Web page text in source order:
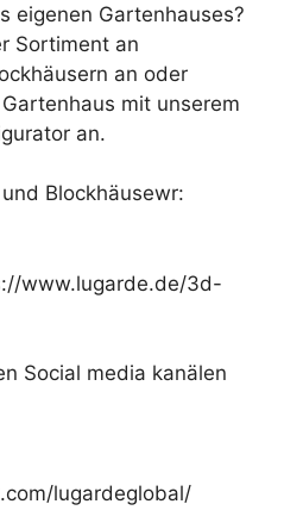
eigenen Gartenhauses?
Sortiment an
an oder
mit unserem
an.
Blockhäusewr:
www.lugarde.de/3d-
Social media kanälen
lugardeglobal/